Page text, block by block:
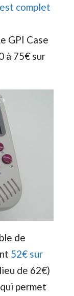
complet
GPI Case
à 75€ sur
de
52€ sur
de 62€)
qui permet